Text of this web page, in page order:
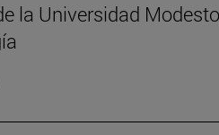
la Universidad